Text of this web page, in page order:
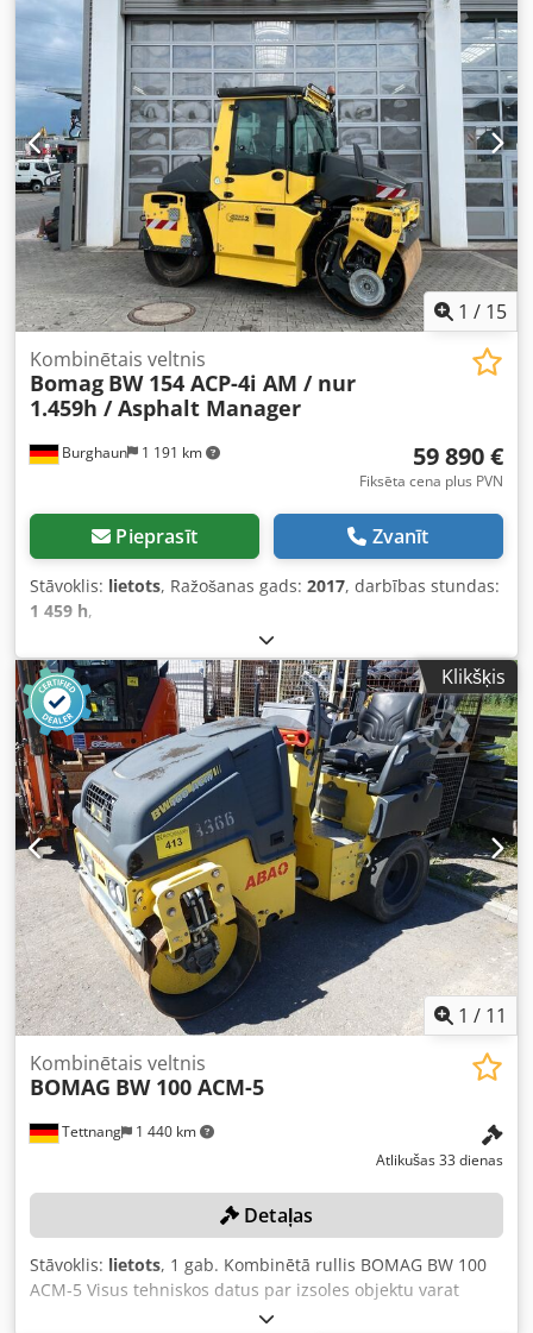
1 / 15
Burghaun 1 191 km
Kombinētais veltnis
Bomag BW 154 ACP-4i AM / nur
1.459h / Asphalt Manager
59 890 €
Fiksēta cena plus PVN
Pieprasīt Zvanīt
Stāvoklis: lietots, Ražošanas gads: 2017, darbības stundas:
1 459 h,
Klikšķis
1 / 11
Tettnang 1 440 km
Kombinētais veltnis
BOMAG BW 100 ACM-5
Atlikušas 33 dienas
Detaļas
Stāvoklis: lietots, 1 gab. Kombinētā rullis BOMAG BW 100
ACM-5 Visus tehniskos datus par izsoles objektu varat
atrast sadaļā “Dokumenti” PDF formātā, ko varat